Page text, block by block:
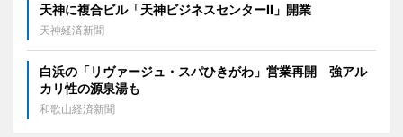
天神に複合ビル「天神ビジネスセンターII」開業
天神経済新聞
白浜の「リヴァージュ・スパひきがわ」営業再開 強アル
カリ性の源泉湯も
和歌山経済新聞